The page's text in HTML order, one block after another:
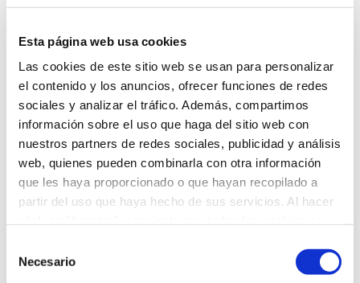
Esta página web usa cookies
Las cookies de este sitio web se usan para personalizar
el contenido y los anuncios, ofrecer funciones de redes
sociales y analizar el tráfico. Además, compartimos
información sobre el uso que haga del sitio web con
nuestros partners de redes sociales, publicidad y análisis
web, quienes pueden combinarla con otra información
que les haya proporcionado o que hayan recopilado a
partir del uso que haya hecho de sus servicios. Al hacer
configurarlas o rechazar su uso pulsando
Más información sobre la política de
Necesario
sino pasar tiempo juntas. También recordaron las
las conversaciones con residentes locales y la ayuda
que brindaron a otros viajeros. Habían vivido la
auténtica Barcelona, más allá de los lugares
turísticos.